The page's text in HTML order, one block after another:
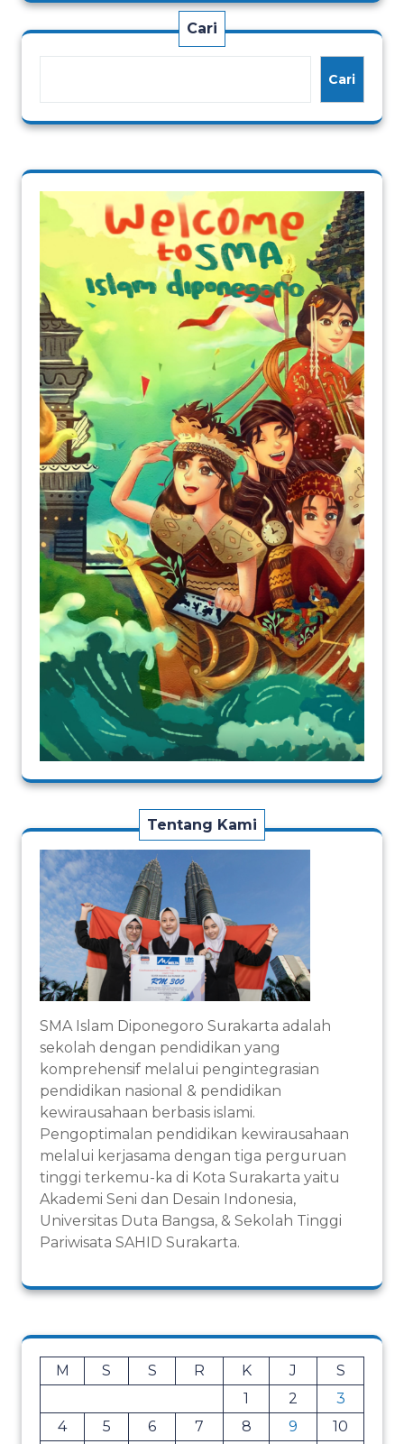
Cari
Cari
Tentang Kami
SMA Islam Diponegoro Surakarta adalah
sekolah dengan pendidikan yang
komprehensif melalui pengintegrasian
pendidikan nasional & pendidikan
kewirausahaan berbasis islami.
Pengoptimalan pendidikan kewirausahaan
melalui kerjasama dengan tiga perguruan
tinggi terkemu-ka di Kota Surakarta yaitu
Akademi Seni dan Desain Indonesia,
Universitas Duta Bangsa, & Sekolah Tinggi
Pariwisata SAHID Surakarta.
M S S R K J
S
1
2
3
4
5 6 7 8 9
10